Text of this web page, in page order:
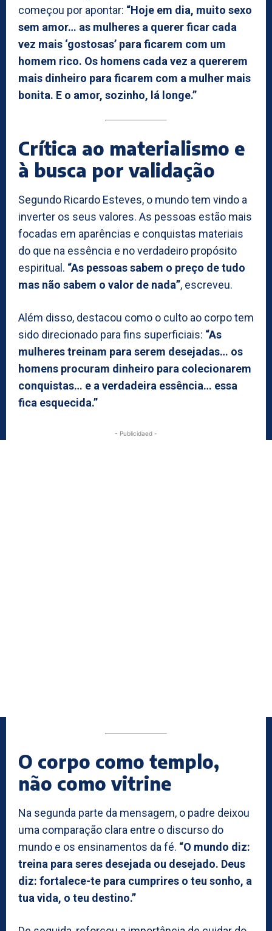
começou por apontar: “Hoje em dia, muito sexo
sem amor… as mulheres a querer ficar cada
vez mais ‘gostosas’ para ficarem com um
homem rico. Os homens cada vez a quererem
mais dinheiro para ficarem com a mulher mais
bonita. E o amor, sozinho, lá longe.”
Crítica ao materialismo e
à busca por validação
Segundo Ricardo Esteves, o mundo tem vindo a
inverter os seus valores. As pessoas estão mais
focadas em aparências e conquistas materiais
do que na essência e no verdadeiro propósito
espiritual. “As pessoas sabem o preço de tudo
mas não sabem o valor de nada”, escreveu.
Além disso, destacou como o culto ao corpo tem
sido direcionado para fins superficiais: “As
mulheres treinam para serem desejadas… os
homens procuram dinheiro para colecionarem
conquistas… e a verdadeira essência… essa
fica esquecida.”
- Publicidaed -
O corpo como templo,
não como vitrine
Na segunda parte da mensagem, o padre deixou
uma comparação clara entre o discurso do
mundo e os ensinamentos da fé. “O mundo diz:
treina para seres desejada ou desejado. Deus
diz: fortalece-te para cumprires o teu sonho, a
tua vida, o teu destino.”